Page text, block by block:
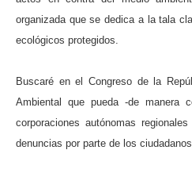
organizada que se dedica a la tala
ecológicos protegidos.
Buscaré en el Congreso de la
Ambiental que pueda -de manera
corporaciones autónomas
denuncias por parte de los